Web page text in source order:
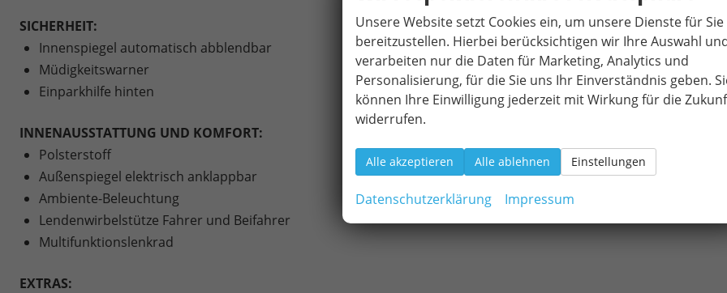
SICHERHEIT:
Innenspiegel automatisch abblendbar
Müdigkeitswarner
Einparkhilfe hinten
INNENAUSSTATTUNG UND KOMFORT:
Polsterstoff
Außenspiegel elektrisch anklappbar
Ambiente-Beleuchtung
Lendenwirbelstütze Fahrer und Beifahrer
Multifunktionslenkrad
EXTRAS:
Unsere Website setzt Cookies ein, um unsere Dienste für Sie
bereitzustellen. Hierbei berücksichtigen wir Ihre Auswahl
verarbeiten nur die Daten für Marketing, Analytics und
Personalisierung, für die Sie uns Ihr Einverständnis geben.
können Ihre Einwilligung jederzeit mit Wirkung für die
widerrufen.
Alle akzeptieren Alle ablehnen Einstellungen
Datenschutzerklärung Impressum